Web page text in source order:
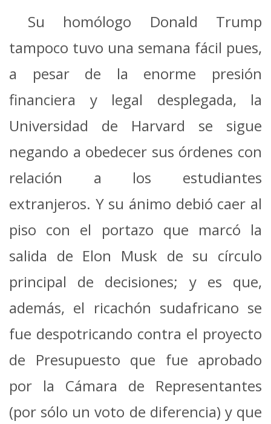
Su homólogo Donald Trump
tampoco tuvo una semana fácil pues,
a pesar de la enorme presión
financiera y legal desplegada, la
Universidad de Harvard se sigue
negando a obedecer sus órdenes con
relación a los estudiantes
extranjeros. Y su ánimo debió caer al
piso con el portazo que marcó la
salida de Elon Musk de su círculo
principal de decisiones; y es que,
además, el ricachón sudafricano se
fue despotricando contra el proyecto
de Presupuesto que fue aprobado
por la Cámara de Representantes
(por sólo un voto de diferencia) y que